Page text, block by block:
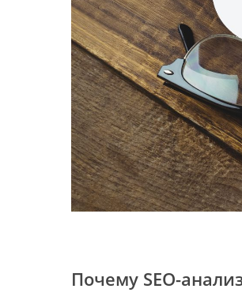
Почему SEO-